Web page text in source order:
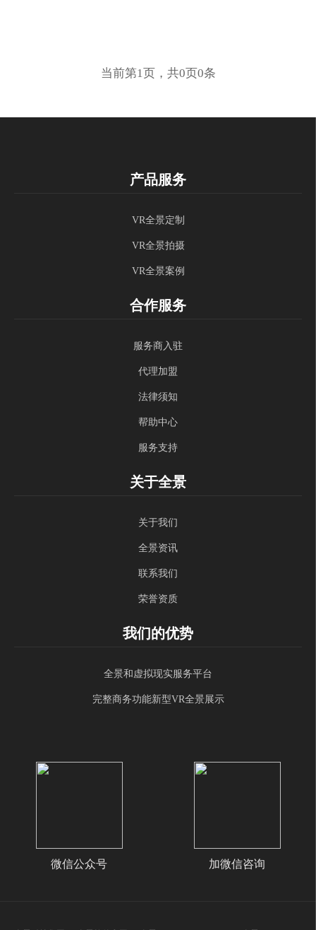
当前第1页，共0页0条
产品服务
VR全景定制
VR全景拍摄
VR全景案例
合作服务
服务商入驻
代理加盟
法律须知
帮助中心
服务支持
关于全景
关于我们
全景资讯
联系我们
荣誉资质
我们的优势
全景和虚拟现实服务平台
完整商务功能新型VR全景展示
微信公众号 加微信咨询